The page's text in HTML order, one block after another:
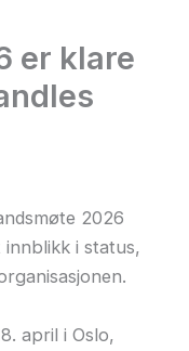
er klare
2026
i status,
april i Oslo,